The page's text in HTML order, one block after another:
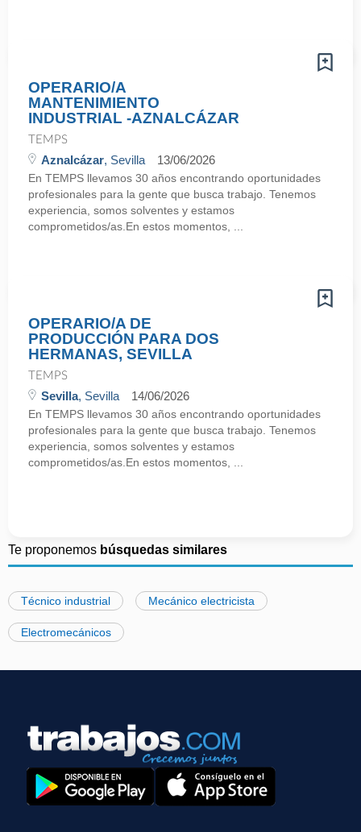
OPERARIO/A
MANTENIMIENTO
INDUSTRIAL -AZNALCÁZAR
TEMPS
Aznalcázar, Sevilla 13/06/2026
En TEMPS llevamos 30 años encontrando oportunidades
profesionales para la gente que busca trabajo. Tenemos
experiencia, somos solventes y estamos
comprometidos/as.En estos momentos, ...
OPERARIO/A DE
PRODUCCIÓN PARA DOS
HERMANAS, SEVILLA
TEMPS
Sevilla, Sevilla 14/06/2026
En TEMPS llevamos 30 años encontrando oportunidades
profesionales para la gente que busca trabajo. Tenemos
experiencia, somos solventes y estamos
comprometidos/as.En estos momentos, ...
Te proponemos búsquedas similares
Técnico industrial Mecánico electricista
Electromecánicos